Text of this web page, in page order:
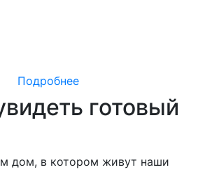
Подробнее
готовый
дом, в котором живут наши